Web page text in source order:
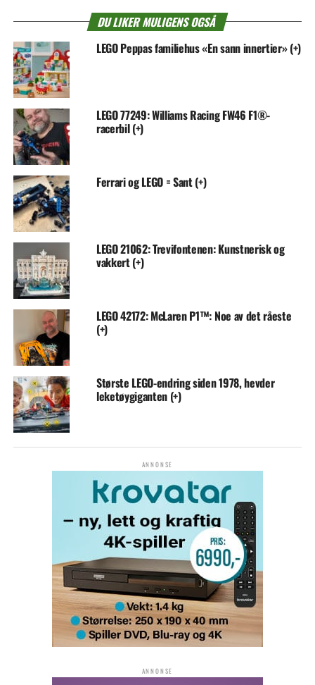
DU LIKER MULIGENS OGSÅ
LEGO Peppas familiehus «En sann innertier» (+)
LEGO 77249: Williams Racing FW46 F1®-
racerbil (+)
Ferrari og LEGO = Sant (+)
LEGO 21062: Trevifontenen: Kunstnerisk og
vakkert (+)
LEGO 42172: McLaren P1™: Noe av det råeste
(+)
Største LEGO-endring siden 1978, hevder
leketøygiganten (+)
ANNONSE
ANNONSE